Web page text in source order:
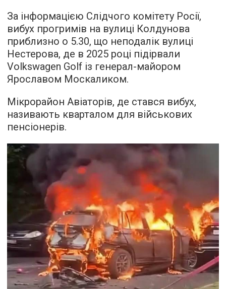
За інформацією Слідчого комітету Росії,
вибух прогримів на вулиці Колдунова
приблизно о 5.30, що неподалік вулиці
Нестерова, де в 2025 році підірвали
Volkswagen Golf із генерал-майором
Ярославом Москаликом.
Мікрорайон Авіаторів, де стався вибух,
називають кварталом для військових
пенсіонерів.